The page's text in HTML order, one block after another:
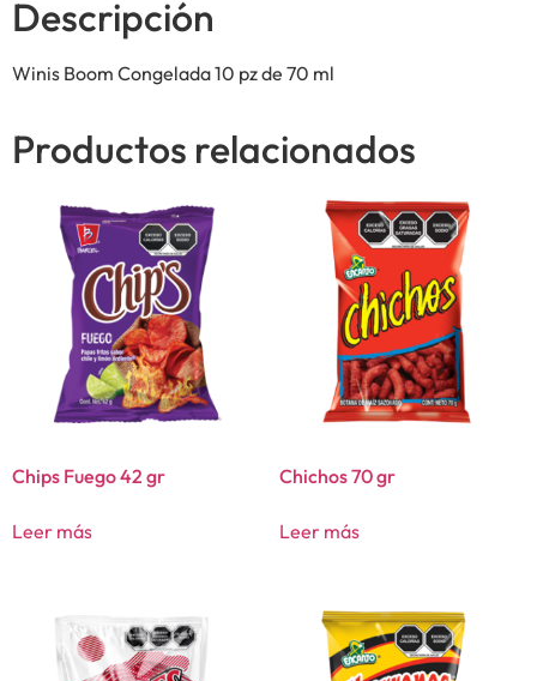
Descripción
Winis Boom Congelada 10 pz de 70 ml
Productos relacionados
Chips Fuego 42 gr
Leer más
Chichos 70 gr
Leer más